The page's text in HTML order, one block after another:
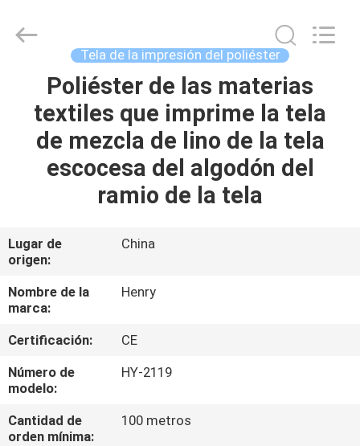
HOGAR
PRODUCTOS
VIAJE
DE
LA
FÁBRICA
CONTROL
DE
Textile
Trading
Tela de la impresión del poliéster
Poliéster de las materias
textiles que imprime la tela
de mezcla de lino de la tela
escocesa del algodón del
ramio de la tela
Lugar de
origen:
China
Nombre de la
marca:
Henry
Certificación:
CE
Número de
modelo:
HY-2119
Cantidad de
orden mínima:
100 metros